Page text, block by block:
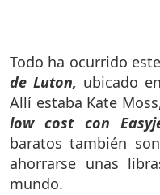
Todo ha ocurrido
de Luton, ubicado
Allí estaba Kate
low cost con
baratos también
ahorrarse unas
mundo.